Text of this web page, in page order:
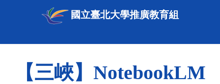
國立臺北大學推廣教育組
【三峽】NotebookLM